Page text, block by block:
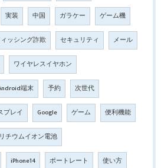
実装 中国 ガラケー ゲーム機
ッシング詐欺 セキュリティ メール
ワイヤレスイヤホン
端末 予約 次世代
プレイ Google ゲーム 便利機能
リチウムイオン電池
iPhone14 ポートレート 使い方